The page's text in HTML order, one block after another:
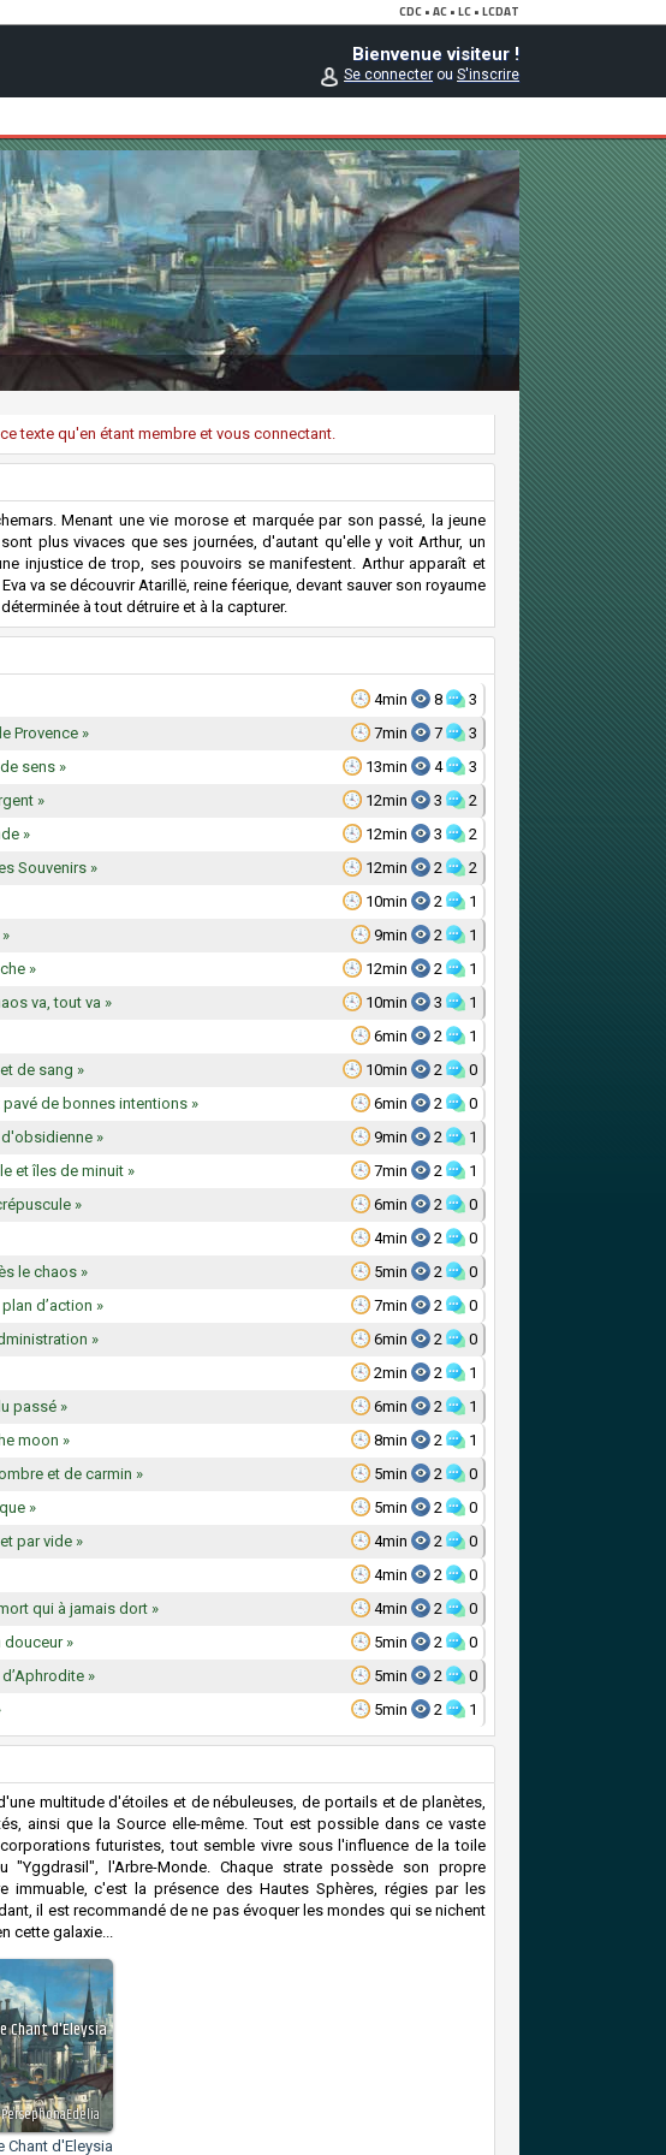
Bienvenue visiteur !
Se connecterou S'inscrire
texte qu'en étant membre et vous connectant.
Menant une vie morose et marquée par son passé, la jeune
plus vivaces que ses journées, d'autant qu'elle y voit Arthur, un
injustice de trop, ses pouvoirs se manifestent. Arthur apparaît et
va se découvrir Atarillë, reine féerique, devant sauver son royaume
à tout détruire et à la capturer.
4min 8 3
7min
7 3
Provence »
13min
4 3
sens »
12min
3 2
»
12min
3 2
»
12min
2 2
Souvenirs »
10min
2 1
9min
2 1
12min
2 1
»
10min
3 1
va, tout va »
6min
2 1
10min
2 0
de sang »
6min
2 0
pavé de bonnes intentions »
9min
2 1
»
7min
2 1
et îles de minuit »
6min
2 0
»
4min
2 0
5min
2 0
le chaos »
7min
2 0
d’action »
6min
2 0
»
2min
2 1
6min
2 1
passé »
8min
2 1
moon »
5min
2 0
et de carmin »
5min
2 0
»
4min
2 0
par vide »
4min
2 0
4min
2 0
qui à jamais dort »
5min
2 0
douceur »
5min
2 0
»
5min
2 1
multitude d'étoiles et de nébuleuses, de portails et de planètes,
ainsi que la Source elle-même. Tout est possible dans ce vaste
futuristes, tout semble vivre sous l'influence de la toile
l'Arbre-Monde. Chaque strate possède son propre
immuable, c'est la présence des Hautes Sphères, régies par les
il est recommandé de ne pas évoquer les mondes qui se nichent
cette galaxie...
Chant d'Eleysia
PersephonaEdelia
Chant d'Eleysia